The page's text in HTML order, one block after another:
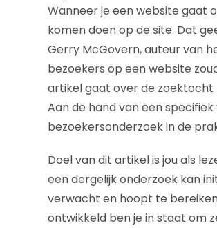
Wanneer je een website gaat
komen doen op de site. Dat
Gerry McGovern, auteur van
bezoekers op een website
artikel gaat over de zoektocht
Aan de hand van een
bezoekersonderzoek in de
Doel van dit artikel is jou als
een dergelijk onderzoek kan
verwacht en hoopt te
ontwikkeld ben je in staat om